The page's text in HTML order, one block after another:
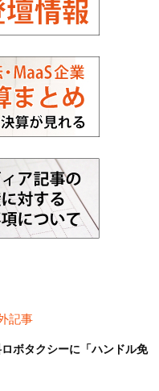
記事
ボタクシーに「ハンドル免